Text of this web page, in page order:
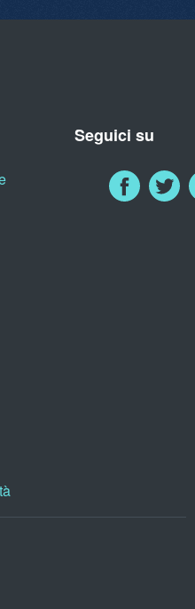
Seguici su